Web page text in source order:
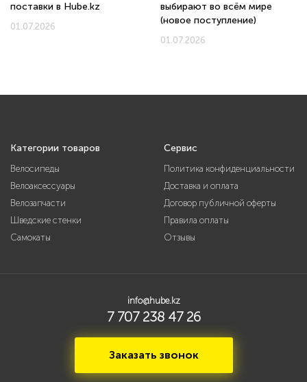
поставки в Hube.kz
01.07.2026
выбирают во всём мире
(новое поступление)
01.07.2026
Категории товаров
Велосипеды
Велоаксессуары
Велозапчасти
Шведские стенки
Самокаты
Сервис
Политика конфиденциальности
Доставка и оплата
Договор публичной оферты
Правила оплаты
Отзывы
info@hube.kz
7 707 238 47 26
Заказать звонок